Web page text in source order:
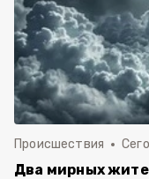
Происшествия
Два мирных